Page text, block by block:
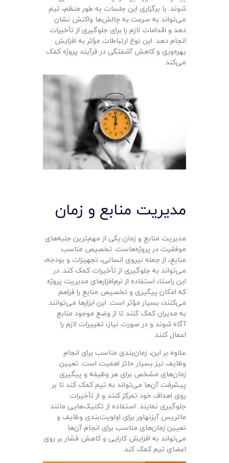
شوند. با برگزاری این جلسات به طور منظم، تیم
می‌تواند به سرعت به چالش‌ها واکنش نشان
دهد و اقدامات لازم را برای جلوگیری از تأخیرات
انجام دهد. این نوع ارتباطات مؤثر به افزایش
بهره‌وری و کاهش آشفتگی در فرآیند پروژه کمک
می‌کند.
مدیریت منابع و زمان
مدیریت منابع و زمان یکی از مهم‌ترین جنبه‌های
موفقیت در پروژه‌هاست. تخصیص مناسب
منابع، از جمله نیروی انسانی، تجهیزات و بودجه،
می‌تواند به جلوگیری از تأخیرات کمک کند. در
این راستا، استفاده از نرم‌افزارهای مدیریت پروژه
که امکان پیگیری و تخصیص منابع را فراهم
می‌کنند، بسیار مؤثر است. این ابزارها می‌توانند
به مدیران کمک کنند تا از وضع موجود منابع
آگاه شوند و در صورت نیاز، تغییرات لازم را
اعمال کنند.
علاوه بر این، زمان‌بندی مناسب برای انجام
وظایف نیز بسیار حائز اهمیت است. تعیین
زمان‌های مشخص برای هر وظیفه و پیگیری
پیشرفت آن‌ها می‌تواند به تیم کمک کند تا بر
روی اهداف خود تمرکز کنند و از تأخیرات
جلوگیری نمایند. استفاده از تکنیک‌هایی مانند
ماتریس آیزنهاور برای اولویت‌بندی وظایف و
تعیین زمان‌های مناسب برای انجام آن‌ها
می‌تواند به افزایش کارایی و کاهش فشار بر روی
اعضای تیم کمک کند.